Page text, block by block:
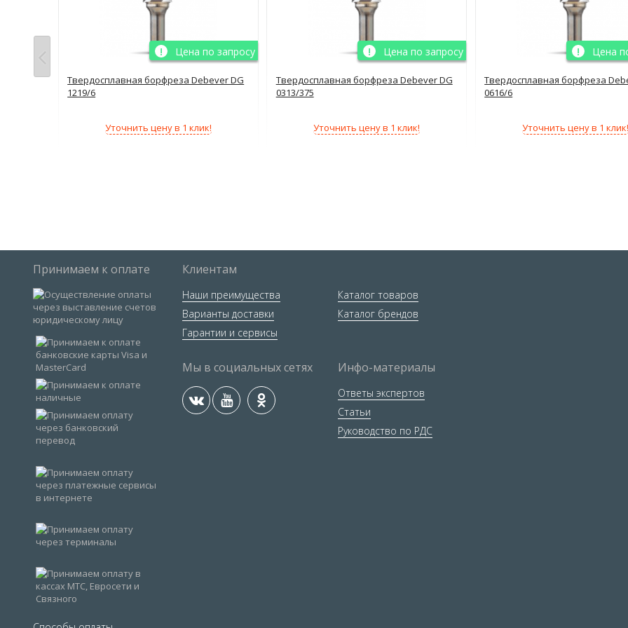
DG
Цена по запросу
Твердосплавная борфреза Debever DG
1219/6
Уточнить цену в 1 клик!
Цена по запросу
Твердосплавная борфреза Debever DG
0313/375
Уточнить цену в 1 клик!
Цена
Твердосплавная борфреза
0616/6
Уточнить цену в 1 клик!
Принимаем к оплате Клиентам
Наши преимущества
Варианты доставки
Гарантии и сервисы
Каталог товаров
Каталог брендов
Мы в социальных сетях Инфо-материалы
Ответы экспертов
Статьи
Руководство по РДС